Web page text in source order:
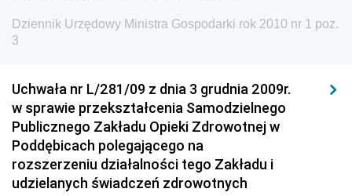
Dziennik Urzędowy Ministra Klimatu
Regionalnej
Dziennik Urzędowy Ministra Aktywów Państwowych
Dziennik Urzędowy Ministra Zdrowia
Dziennik Urzędowy Ministra Środowiska i Głównego
Inspektora Ochrony Środowiska
Dziennik Urzędowy Ministra Gospodarki rok 2010 nr 1 poz.
3
Uchwała nr L/281/09 z dnia 3 grudnia 2009r.
w sprawie przekształcenia Samodzielnego
Publicznego Zakładu Opieki Zdrowotnej w
Poddębicach polegającego na
rozszerzeniu działalności tego Zakładu i
udzielanych świadczeń zdrowotnych